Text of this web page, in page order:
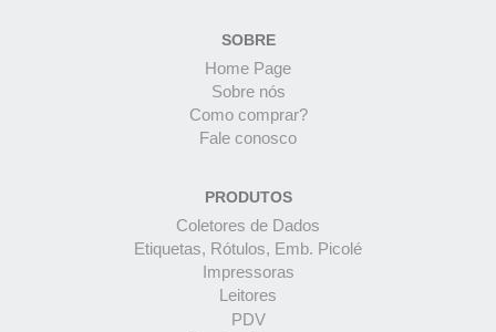
SOBRE
Home Page
Sobre nós
Como comprar?
Fale conosco
PRODUTOS
Coletores de Dados
Etiquetas, Rótulos, Emb. Picolé
Impressoras
Leitores
PDV